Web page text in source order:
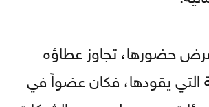
حضورها، تجاوز عطاؤه
يقودها، فكان عضواً في